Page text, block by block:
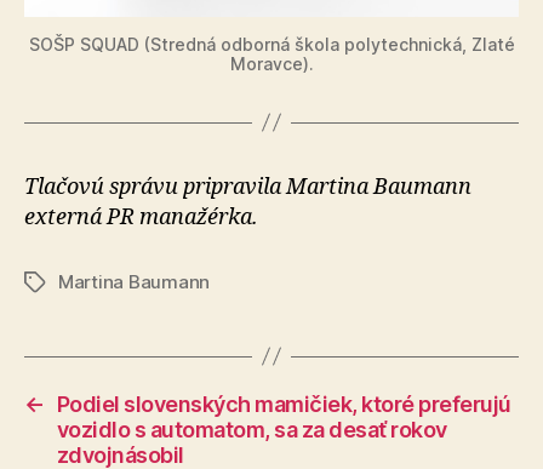
SOŠP SQUAD (Stredná odborná škola polytechnická, Zlaté
Moravce).
Tlačovú správu pripravila Martina Baumann
externá PR manažérka.
ZnačkyMartina Baumann
←
Podiel slovenských mamičiek, ktoré preferujú
vozidlo s automatom, sa za desať rokov
zdvojnásobil